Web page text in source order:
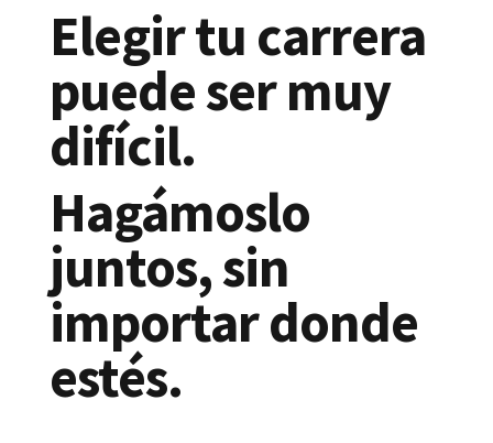
Elegir tu carrera
puede ser muy
difícil.
Hagámoslo
juntos, sin
importar donde
estés.